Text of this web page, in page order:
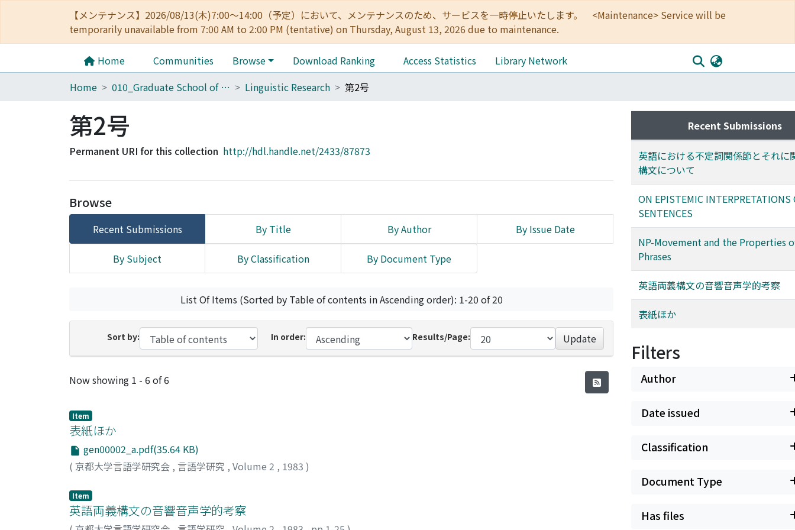
【メンテナンス】2026/08/13(木)7:00～14:00（予定）において、メンテナンスのため、サービスを一時停止いたします。 <Maintenance> Service will be
temporarily unavailable from 7:00 AM to 2:00 PM (tentative) on Thursday, August 13, 2026 due to maintenance.
Home Communities Browse Download Ranking Access Statistics
Library Network
Home
010_Graduate School of Letters Linguistic Research 第2号
第2号
Permanent URI for this collection http://hdl.handle.net/2433/87873
Browse
Recent Submissions By Title By Author By Issue Date
By Subject By Classification By Document Type
List Of Items (Sorted by Table of contents in Ascending order): 1-20 of 20
Sort by: In order: Results/Page: Update
Recent Submissions
Now showing 1 - 6 of 6
Item
表紙ほか
gen00002_a.pdf(35.64 KB)
( 京都大学言語学研究会 , 言語学研究 , Volume 2 , 1983 )
Item
英語両義構文の音響音声学的考察
Recent Submissions
英語における不定詞関係節とそれに
構文について
ON EPISTEMIC INTERPRETATIONS
SENTENCES
NP-Movement and the Properties
Phrases
英語両義構文の音響音声学的考察
表紙ほか
Filters
Author
Date issued
Classification
Document Type
Has files